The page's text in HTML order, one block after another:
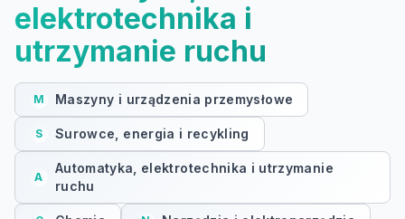
elektrotechnika i
utrzymanie ruchu
M Maszyny i urządzenia przemysłowe
S Surowce, energia i recykling
A
Automatyka, elektrotechnika i utrzymanie
ruchu